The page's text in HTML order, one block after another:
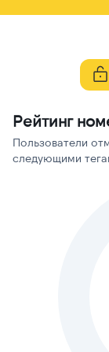
Рейтинг
Пользователи
следующими